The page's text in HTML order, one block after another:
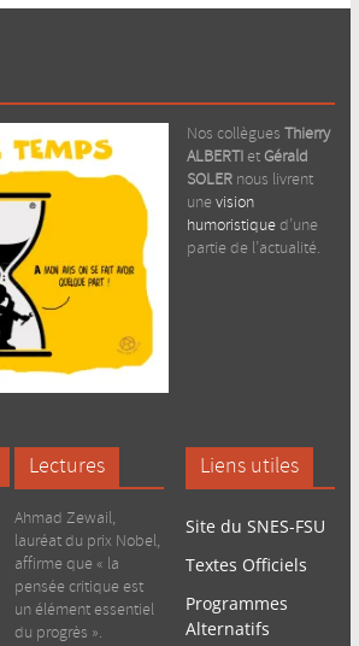
Nos collègues Thierry
ALBERTIet Gérald
SOLER nous livrent
une vision
humoristiqued’une
partie de l’actualité.
Lectures
Ahmad Zewail,
lauréat du prix Nobel,
affirme que « la
pensée critique est
un élément essentiel
du progrès ».
Liens utiles
Site du SNES-FSU
Textes Officiels
Programmes
Alternatifs